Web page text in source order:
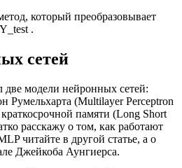
который преобразовывает
.
сетей
две модели нейронных сетей:
Румельхарта (Multilayer Perceptron
памяти (Long Short
расскажу о том, как работают
читайте в другой статье, а о
Джейкоба Аунгиерса.